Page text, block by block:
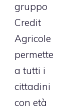
gruppo
Credit
Agricole
permette
a tutti i
cittadini
con età